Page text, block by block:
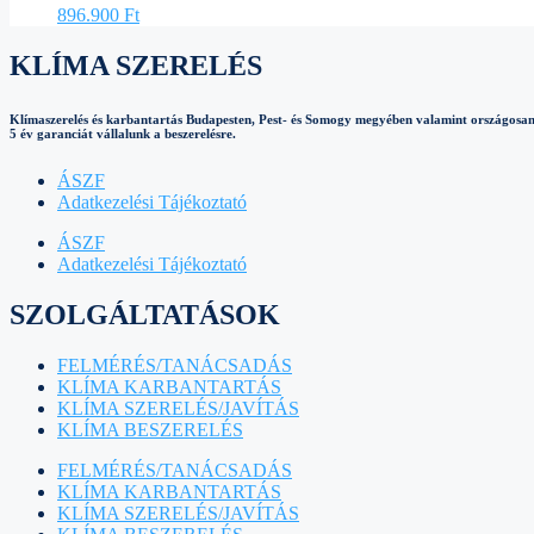
896.900 Ft
KLÍMA SZERELÉS
Klímaszerelés és karbantartás Budapesten, Pest- és Somogy megyében valamint
5 év garanciát vállalunk a beszerelésre.
ÁSZF
Adatkezelési Tájékoztató
ÁSZF
Adatkezelési Tájékoztató
SZOLGÁLTATÁSOK
FELMÉRÉS/TANÁCSADÁS
KLÍMA KARBANTARTÁS
KLÍMA SZERELÉS/JAVÍTÁS
KLÍMA BESZERELÉS
FELMÉRÉS/TANÁCSADÁS
KLÍMA KARBANTARTÁS
KLÍMA SZERELÉS/JAVÍTÁS